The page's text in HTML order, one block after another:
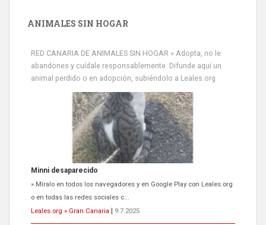
ANIMALES SIN HOGAR
RED CANARIA DE ANIMALES SIN HOGAR » Adopta, no le
abandones y cuídale responsablemente. Difunde aquí un
animal perdido o en adopción, subiéndolo a Leales.org
Minni desaparecido
» Míralo en todos los navegadores y en Google Play con Leales.org
o en todas las redes sociales c...
Leales.org » Gran Canaria
9.7.2025